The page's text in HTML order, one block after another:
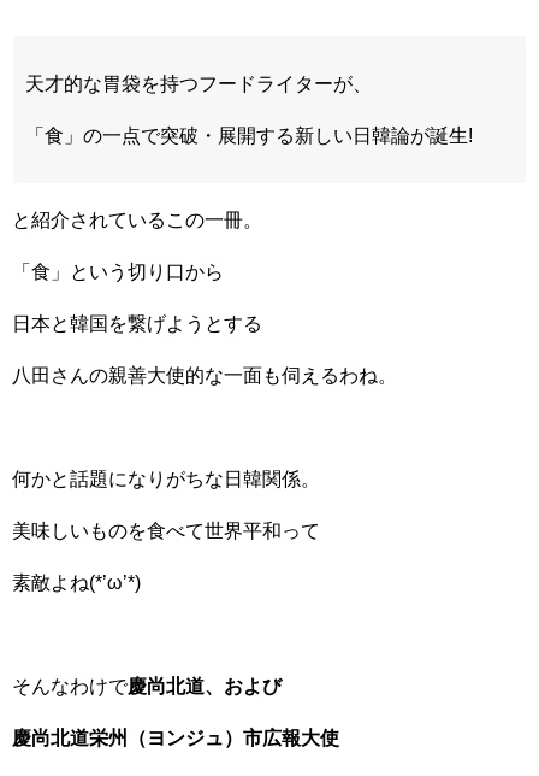
天才的な胃袋を持つフードライターが、
「食」の一点で突破・展開する新しい日韓論が誕生!
と紹介されているこの一冊。
「食」という切り口から
日本と韓国を繋げようとする
八田さんの親善大使的な一面も伺えるわね。
何かと話題になりがちな日韓関係。
美味しいものを食べて世界平和って
素敵よね(*’ω’*)
そんなわけで慶尚北道、および
慶尚北道栄州（ヨンジュ）市広報大使